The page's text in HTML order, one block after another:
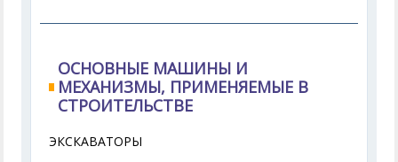
ОСНОВНЫЕ МАШИНЫ И
МЕХАНИЗМЫ, ПРИМЕНЯЕМЫЕ В
СТРОИТЕЛЬСТВЕ
ЭКСКАВАТОРЫ